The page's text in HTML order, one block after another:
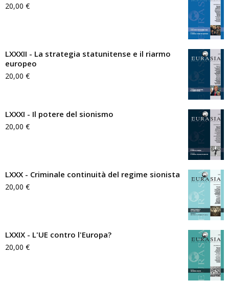
20,00 €
LXXXII - La strategia statunitense e il riarmo
europeo
20,00 €
LXXXI - Il potere del sionismo
20,00 €
LXXX - Criminale continuità del regime sionista
20,00 €
LXXIX - L'UE contro l'Europa?
20,00 €